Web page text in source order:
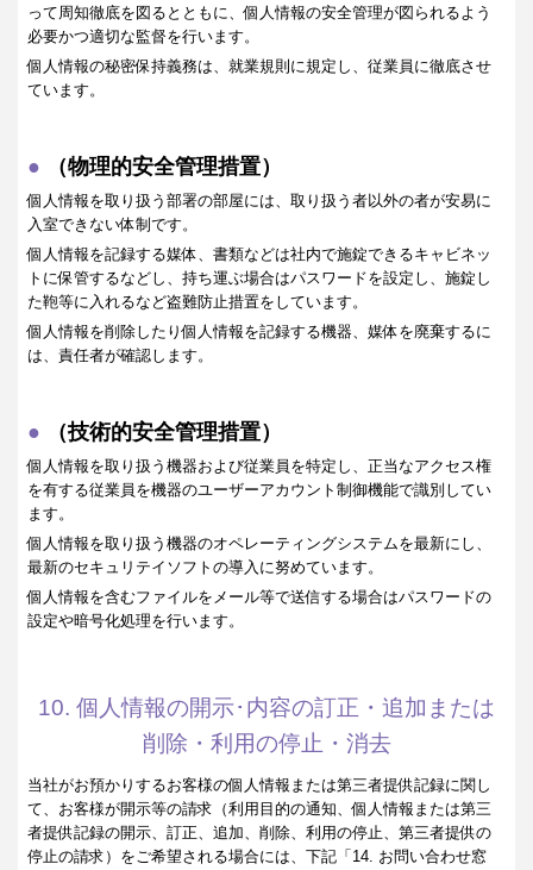
って周知徹底を図るとともに、個人情報の安全管理が図られるよう
必要かつ適切な監督を行います。
個人情報の秘密保持義務は、就業規則に規定し、従業員に徹底させ
ています。
（物理的安全管理措置）
個人情報を取り扱う部署の部屋には、取り扱う者以外の者が安易に
入室できない体制です。
個人情報を記録する媒体、書類などは社内で施錠できるキャビネッ
トに保管するなどし、持ち運ぶ場合はパスワードを設定し、施錠し
た鞄等に入れるなど盗難防止措置をしています。
個人情報を削除したり個人情報を記録する機器、媒体を廃棄するに
は、責任者が確認します。
（技術的安全管理措置）
個人情報を取り扱う機器および従業員を特定し、正当なアクセス権
を有する従業員を機器のユーザーアカウント制御機能で識別してい
ます。
個人情報を取り扱う機器のオペレーティングシステムを最新にし、
最新のセキュリテイソフトの導入に努めています。
個人情報を含むファイルをメール等で送信する場合はパスワードの
設定や暗号化処理を行います。
10. 個人情報の開示･内容の訂正・追加または
削除・利用の停止・消去
当社がお預かりするお客様の個人情報または第三者提供記録に関し
て、お客様が開示等の請求（利用目的の通知、個人情報または第三
者提供記録の開示、訂正、追加、削除、利用の停止、第三者提供の
停止の請求）をご希望される場合には、下記「14. お問い合わせ窓